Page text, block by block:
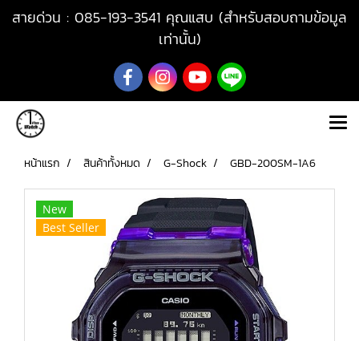
สายด่วน : 085-193-3541 คุณแสบ (สำหรับสอบถามข้อมูล
เท่านั้น)
หน้าแรก สินค้าทั้งหมด G-Shock GBD-200SM-1A6
New
Best Seller